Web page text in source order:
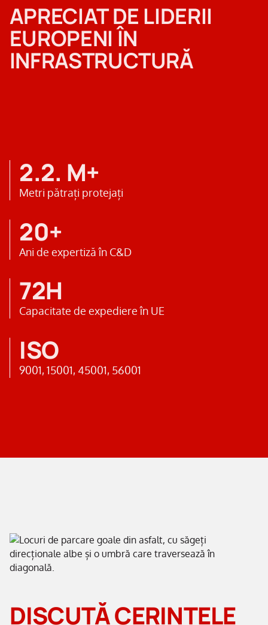
APRECIAT DE LIDERII
EUROPENI ÎN
INFRASTRUCTURĂ
2.2. M+
Metri pătrați protejați
20+
Ani de expertiză în C&D
72H
Capacitate de expediere în UE
ISO
9001, 15001, 45001, 56001
DISCUTĂ CERINȚELE